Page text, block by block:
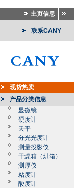
主页信息
联系CANY
现货热卖
产品分类信息
显微镜
硬度计
天平
分光光度计
测量投影仪
干燥箱（烘箱）
测厚仪
粘度计
酸度计